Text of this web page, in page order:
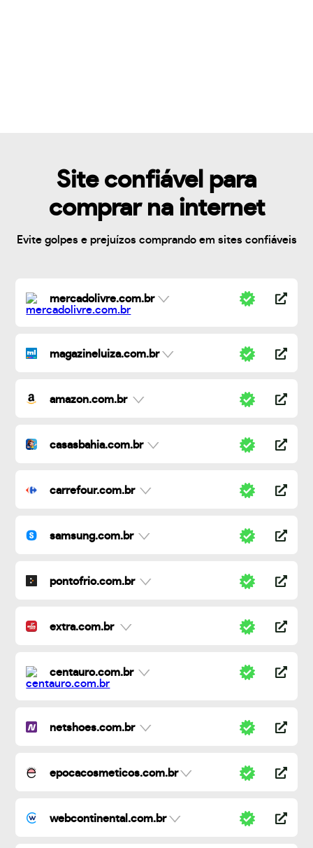
Site confiável para
comprar na internet
Evite golpes e prejuízos comprando em sites confiáveis
mercadolivre.com.br
magazineluiza.com.br
amazon.com.br
casasbahia.com.br
carrefour.com.br
samsung.com.br
pontofrio.com.br
extra.com.br
centauro.com.br
netshoes.com.br
epocacosmeticos.com.br
webcontinental.com.br